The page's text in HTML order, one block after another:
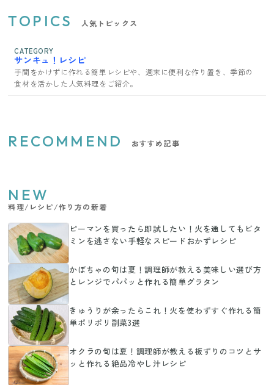
TOPICS 人気トピックス
CATEGORY
サンキュ！レシピ
手間をかけずに作れる簡単レシピや、週末に便利な作り置き、季節の
食材を活かした人気料理をご紹介。
RECOMMEND おすすめ記事
NEW
料理/レシピ/作り方の新着
ピーマンを買ったら即試したい！火を通してもビタ
ミンを逃さない手軽なスピードおかずレシピ
かぼちゃの旬は夏！調理師が教える美味しい選び方
とレンジでパパッと作れる簡単グラタン
きゅうりが余ったらこれ！火を使わずすぐ作れる簡
単ポリポリ副菜3選
オクラの旬は夏！調理師が教える板ずりのコツとサ
ッと作れる絶品冷やし汁レシピ